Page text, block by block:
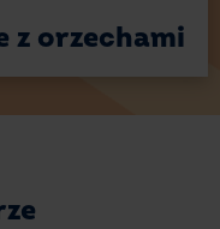
z orzechami